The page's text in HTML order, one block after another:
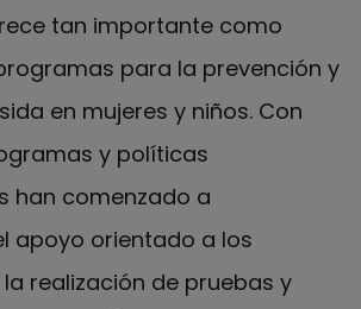
tan importante como
para la prevención y
en mujeres y niños. Con
y políticas
han comenzado a
apoyo orientado a los
realización de pruebas y